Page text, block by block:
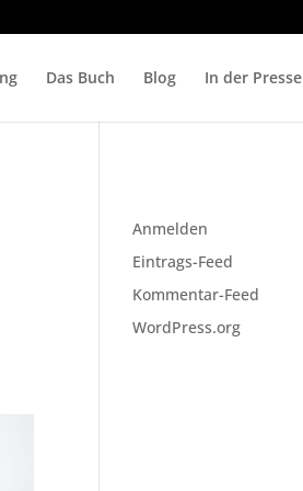
Das Buch Blog In der Presse
Anmelden
Eintrags-Feed
Kommentar-Feed
WordPress.org